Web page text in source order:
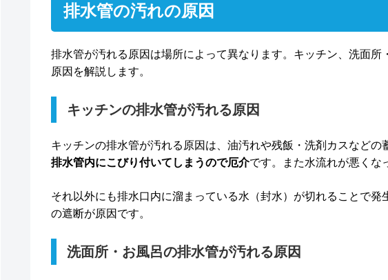
排水管の汚れの原因
排水管が汚れる原因は場所によって異なります。キッチン、洗面
原因を解説します。
キッチンの排水管が汚れる原因
キッチンの排水管が汚れる原因は、油汚れや残飯・洗剤カスなどの
排水管内にこびり付いてしまうので厄介です。また水流れが悪くな
それ以外にも排水口内に溜まっている水（封水）が切れることで
の遮断が原因です。
洗面所・お風呂の排水管が汚れる原因